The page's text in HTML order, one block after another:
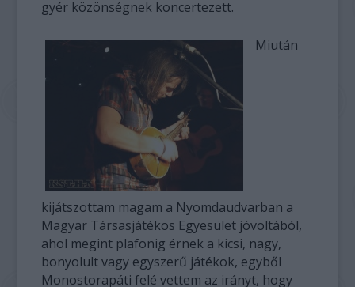
gyér közönségnek koncertezett.
Miután
kijátszottam magam a Nyomdaudvarban a
Magyar Társasjátékos Egyesület jóvoltából,
ahol megint plafonig érnek a kicsi, nagy,
bonyolult vagy egyszerű játékok, egyből
Monostorapáti felé vettem az irányt, hogy